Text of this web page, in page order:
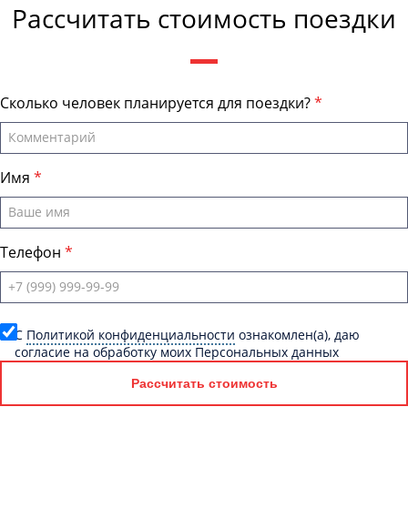
Рассчитать стоимость поездки
Сколько человек планируется для поездки?
Имя
Телефон
C Политикой конфиденциальности ознакомлен(а), даю
согласие на обработку моих Персональных данных
Рассчитать стоимость